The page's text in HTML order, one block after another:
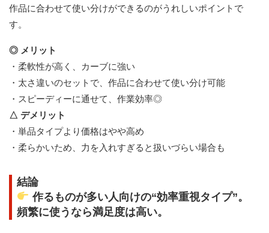
作品に合わせて使い分けができるのがうれしいポイントで
す。
◎ メリット
・柔軟性が高く、カーブに強い
・太さ違いのセットで、作品に合わせて使い分け可能
・スピーディーに通せて、作業効率◎
△ デメリット
・単品タイプより価格はやや高め
・柔らかいため、力を入れすぎると扱いづらい場合も
結論
作るものが多い人向けの“効率重視タイプ”。
頻繁に使うなら満足度は高い。